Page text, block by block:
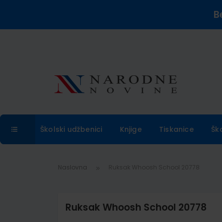
Školski udžbenici Knjige Tiskanice
Naslovna
Ruksak Whoosh School 20778